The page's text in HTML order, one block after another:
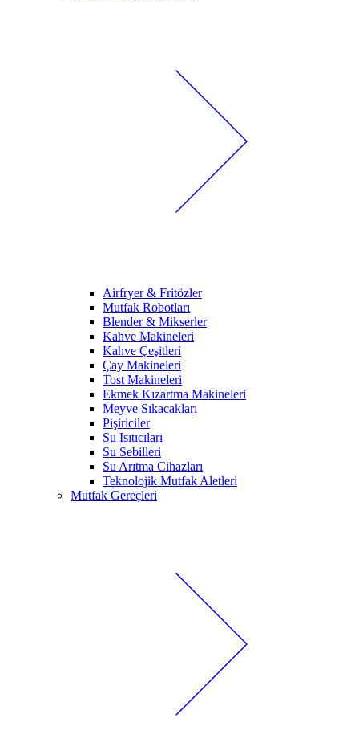
Airfryer & Fritözler
Mutfak Robotları
Blender & Mikserler
Kahve Makineleri
Kahve Çeşitleri
Çay Makineleri
Tost Makineleri
Ekmek Kızartma Makineleri
Meyve Sıkacakları
Pişiriciler
Su Isıtıcıları
Su Sebilleri
Su Arıtma Cihazları
Teknolojik Mutfak Aletleri
Mutfak Gereçleri